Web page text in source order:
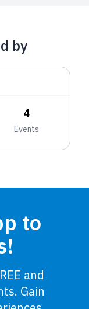
by
4
Events
to
and
Gain